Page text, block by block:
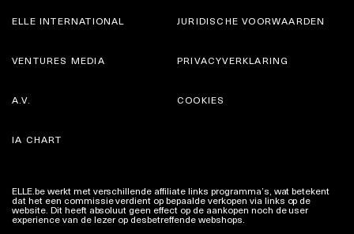
ELLE INTERNATIONAL
VENTURES MEDIA
JURIDISCHE VOORWAARDEN
PRIVACYVERKLARING
A.V.
IA CHART
COOKIES
ELLE.be werkt met verschillende affiliate links programma’s, wat betekent
dat het een commissie verdient op bepaalde verkopen via links op de
website. Dit heeft absoluut geen effect op de aankopen noch de user
experience van de lezer op desbetreffende webshops.